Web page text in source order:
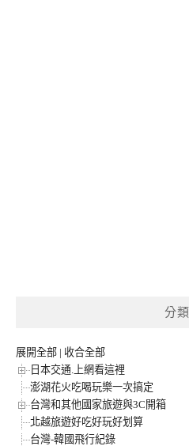
分類
展開全部 | 收合全部
日本交通.上網看這裡
澎湖花火吃喝玩樂一次搞定
台灣和其他國家旅遊與3C開箱
北越旅遊好吃好玩好划算
台灣-韓國飛行紀錄